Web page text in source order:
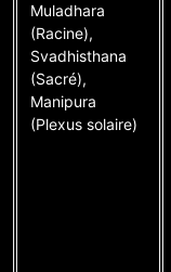
Muladhara
(Racine),
Svadhisthana
(Sacré),
Manipura
(Plexus solaire)